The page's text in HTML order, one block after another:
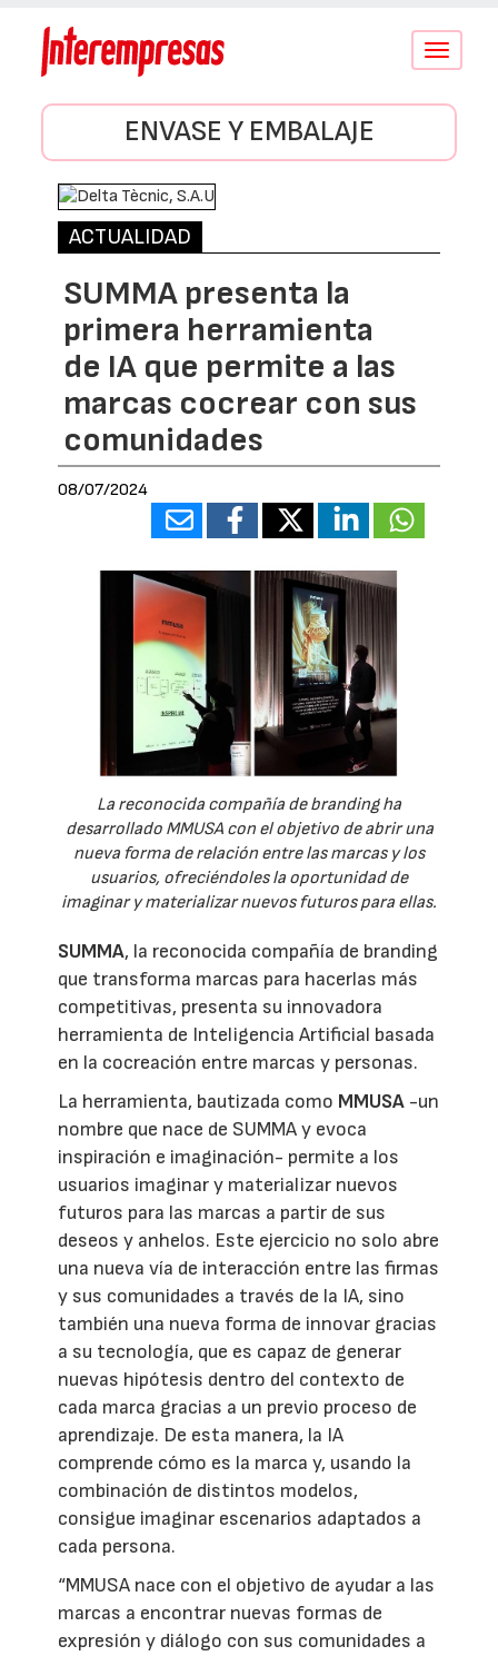
Conmutar
ENVASE Y EMBALAJE
ACTUALIDAD
SUMMA presenta la
primera herramienta
de IA que permite a las
marcas cocrear con sus
comunidades
08/07/2024
La reconocida compañía de branding ha
desarrollado MMUSA con el objetivo de abrir una
nueva forma de relación entre las marcas y los
usuarios, ofreciéndoles la oportunidad de
imaginar y materializar nuevos futuros para ellas.
SUMMA, la reconocida compañía de branding
que transforma marcas para hacerlas más
competitivas, presenta su innovadora
herramienta de Inteligencia Artificial basada
en la cocreación entre marcas y personas.
La herramienta, bautizada como MMUSA -un
nombre que nace de SUMMA y evoca
inspiración e imaginación- permite a los
usuarios imaginar y materializar nuevos
futuros para las marcas a partir de sus
deseos y anhelos. Este ejercicio no solo abre
una nueva vía de interacción entre las firmas
y sus comunidades a través de la IA, sino
también una nueva forma de innovar gracias
a su tecnología, que es capaz de generar
nuevas hipótesis dentro del contexto de
cada marca gracias a un previo proceso de
aprendizaje. De esta manera, la IA
comprende cómo es la marca y, usando la
combinación de distintos modelos,
consigue imaginar escenarios adaptados a
cada persona.
“MMUSA nace con el objetivo de ayudar a las
marcas a encontrar nuevas formas de
expresión y diálogo con sus comunidades a